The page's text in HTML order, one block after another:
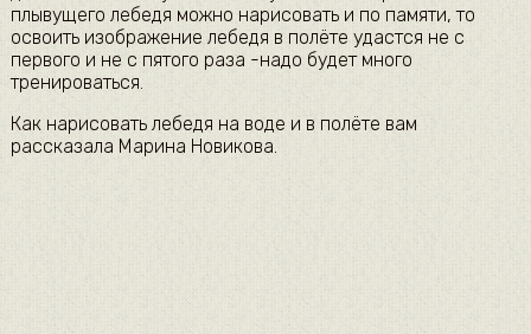
плывущего лебедя можно нарисовать и по памяти, то
освоить изображение лебедя в полёте удастся не с
первого и не с пятого раза -надо будет много
тренироваться.
Как нарисовать лебедя на воде и в полёте вам
рассказала Марина Новикова.